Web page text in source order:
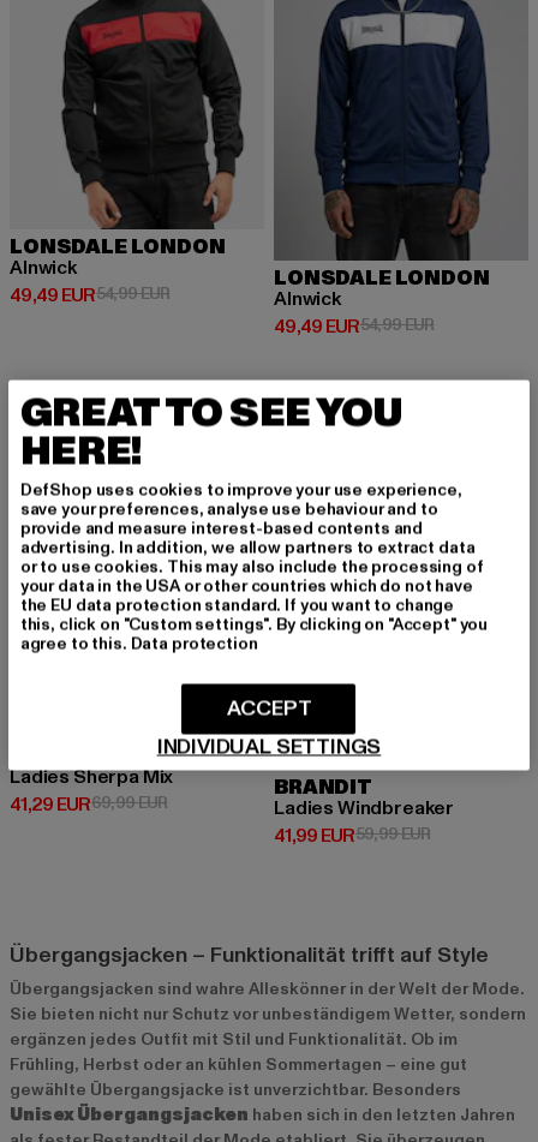
LONSDALE LONDON
Alnwick
49,49 EUR
Derzeitiger Preis: 49,49 EUR
54,99 EURAktionspreis: 54,99 EUR
LONSDALE LONDON
Alnwick
49,49 EUR
Derzeitiger Preis: 49,49 EUR
54,99 EURAktionspreis:
-41%
URBAN CLASSICS
Ladies Sherpa Mix
41,29 EUR
Derzeitiger Preis: 41,29 EUR
69,99 EURAktionspreis: 69,99 EUR
-30%
BRANDIT
Ladies Windbreaker
41,99 EUR
Derzeitiger Preis: 41,99 EUR
59,99 EURAktionspreis:
Übergangsjacken – Funktionalität trifft auf Style
Übergangsjacken sind wahre Alleskönner in der Welt der Mode.
Sie bieten nicht nur Schutz vor unbeständigem Wetter, sondern
ergänzen jedes Outfit mit Stil und Funktionalität. Ob im
Frühling, Herbst oder an kühlen Sommertagen – eine gut
gewählte Übergangsjacke ist unverzichtbar. Besonders
Unisex Übergangsjacken haben sich in den letzten Jahren
GREAT TO SEE YOU
HERE!
DefShop uses cookies to improve your use experience,
save your preferences, analyse use behaviour and to
provide and measure interest-based contents and
advertising. In addition, we allow partners to extract data
or to use cookies. This may also include the processing of
your data in the USA or other countries which do not have
the EU data protection standard. If you want to change
this, click on "Custom settings". By clicking on "Accept" you
agree to this. Data protection
INDIVIDUAL SETTINGS
ACCEPT